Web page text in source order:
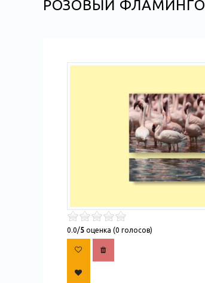
РОЗОВЫЙ ФЛАМИНГО
0.0/5 оценка (0 голосов)